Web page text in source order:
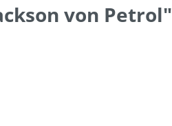
von Petrol"